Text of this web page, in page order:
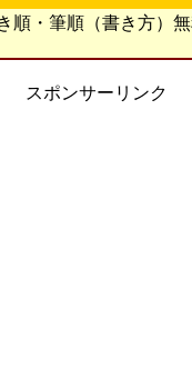
順・筆順（書き方）
スポンサーリンク